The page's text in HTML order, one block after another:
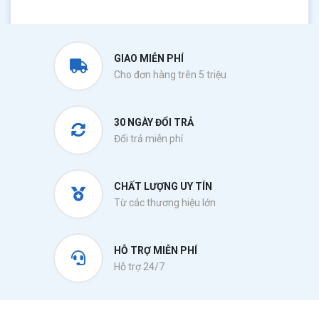
GIAO MIỄN PHÍ
Cho đơn hàng trên 5 triệu
30 NGÀY ĐỔI TRẢ
Đổi trả miễn phí
CHẤT LƯỢNG UY TÍN
Từ các thương hiệu lớn
HỖ TRỢ MIỄN PHÍ
Hỗ trợ 24/7